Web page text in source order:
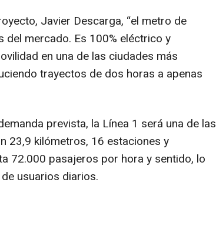
Javier Descarga, “el metro de
mercado. Es 100% eléctrico y
en una de las ciudades más
trayectos de dos horas a apenas
prevista, la Línea 1 será una de las
23,9 kilómetros, 16 estaciones y
72.000 pasajeros por hora y sentido, lo
usuarios diarios.